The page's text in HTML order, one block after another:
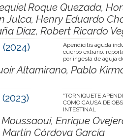
Roque Quezada,
Julca, Henry Eduardo
Diaz, Robert Ricardo
Apendicitis aguda
cuerpo extraño:
por ingesta de aguja
Altamirano, Pablo
"TORNIQUETE
COMO CAUSA DE
INTESTINAL
Enrique
Martín Córdova García